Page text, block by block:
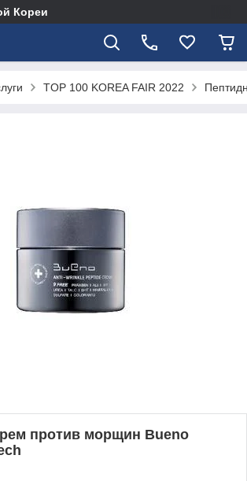
Кореи
TOP 100 KOREA FAIR 2022
против морщин Bueno